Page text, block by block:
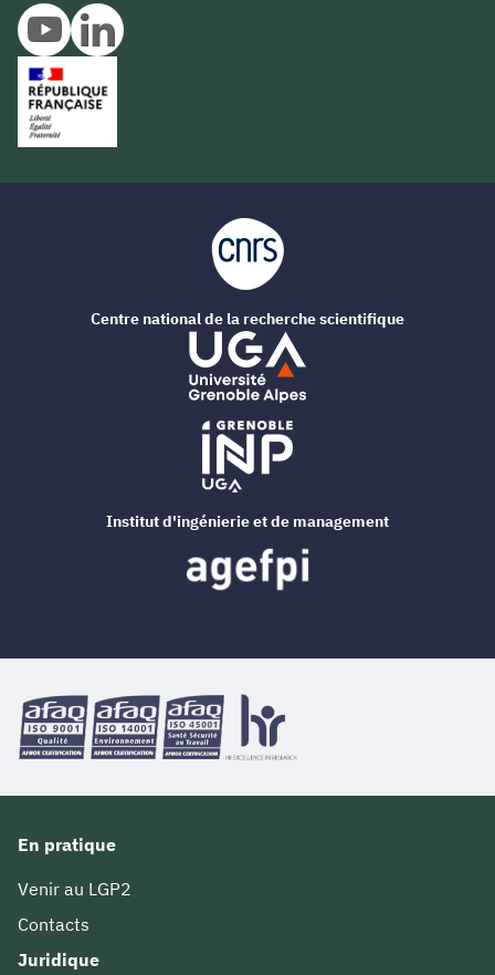
En pratique
Venir au LGP2
Contacts
Juridique
Centre national de la recherche scientifique
Institut d'ingénierie et de management